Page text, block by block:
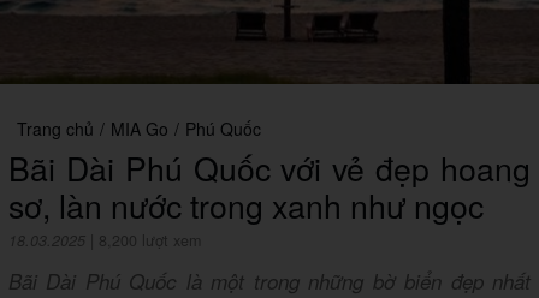
Trang chủ / MIA Go / Phú Quốc
Bãi Dài Phú Quốc với vẻ đẹp hoang
sơ, làn nước trong xanh như ngọc
18.03.2025 8,200 lượt xem
Bãi Dài Phú Quốc là một trong những bờ biển đẹp nhất